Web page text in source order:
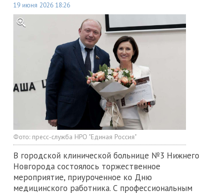
19 июня 2026 18:26
Фото: пресс-служба НРО "Единая Россия"
В городской клинической больнице №3 Нижнего
Новгорода состоялось торжественное
мероприятие, приуроченное ко Дню
медицинского работника. С профессиональным